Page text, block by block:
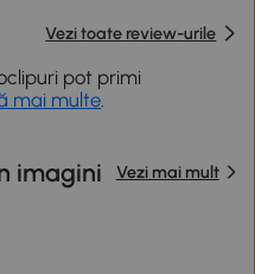
Vezi toate review-urile
pot primi
mai multe
imagini Vezi mai mult